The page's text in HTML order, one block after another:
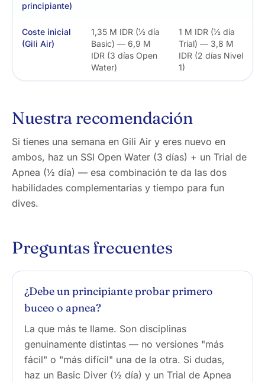
principiante)
Coste inicial
(Gili Air)
1,35 M IDR (½ día
Basic) — 6,9 M
IDR (3 días Open
Water)
1 M IDR (½ día
Trial) — 3,8 M
IDR (2 días Nivel
1)
Nuestra recomendación
Si tienes una semana en Gili Air y eres nuevo en
ambos, haz un SSI Open Water (3 días) + un Trial de
Apnea (½ día) — esa combinación te da las dos
habilidades complementarias y tiempo para fun
dives.
Preguntas frecuentes
¿Debe un principiante probar primero
buceo o apnea?
La que más te llame. Son disciplinas
genuinamente distintas — no versiones "más
fácil" o "más difícil" una de la otra. Si dudas,
haz un Basic Diver (½ día) y un Trial de Apnea